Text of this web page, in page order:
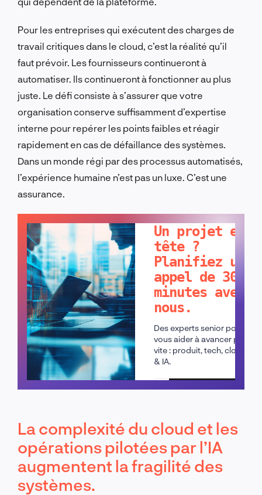
Pour les entreprises qui exécutent des charges de
travail critiques dans le cloud, c’est la réalité qu’il
faut prévoir. Les fournisseurs continueront à
automatiser. Ils continueront à fonctionner au plus
juste. Le défi consiste à s’assurer que votre
organisation conserve suffisamment d’expertise
interne pour repérer les points faibles et réagir
rapidement en cas de défaillance des systèmes.
Dans un monde régi par des processus automatisés,
l’expérience humaine n’est pas un luxe. C’est une
assurance.
Un projet en
tête ?
Planifiez un
appel de 30
minutes avec
nous.
Des experts senior pour
vous aider à avancer plus
vite : produit, tech, cloud
& IA.
Planifier un appel
La complexité du cloud et les
opérations pilotées par l’IA
augmentent la fragilité des
systèmes.